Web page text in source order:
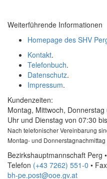
Weiterführende Informationen
Homepage des SHV
Kontakt.
Telefonbuch.
Datenschutz.
Impressum.
Kundenzeiten:
Montag, Mittwoch,
Uhr und Dienstag von 07:30
Nach telefonischer Vereinbarung
Montag- und Donnerstagnachmittag
Bezirkshauptmannschaft Perg
Telefon (+43 7262) 551-0 • Fax
bh-pe.post@ooe.gv.at